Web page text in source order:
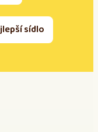
sídlo